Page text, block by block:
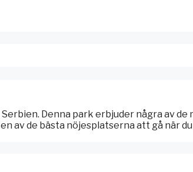
Denna park erbjuder några av de
av de bästa nöjesplatserna att gå när du